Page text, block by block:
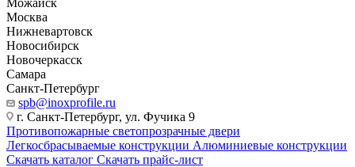
Можайск
Москва
Нижневартовск
Новосибирск
Новочеркасск
Самара
Санкт-Петербург
spb@inoxprofile.ru
г. Санкт-Петербург, ул. Фучика 9
Противопожарные светопрозрачные двери
Легкосбрасываемые конструкции Алюминиевые конструкции
Скачать каталог Скачать прайс-лист